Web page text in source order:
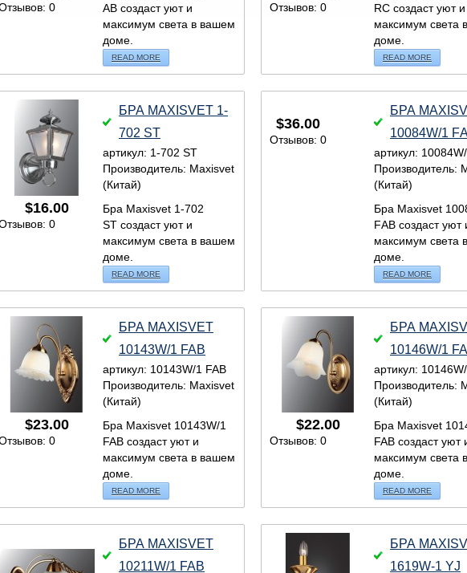
0
AB создаст уют и
максимум света в вашем
доме.
READ MORE
Отзывов: 0
RC создаст уют и
максимум света
доме.
READ MORE
$16.00
0
БРА MAXISVET 1-
702 ST
артикул: 1-702 ST
Производитель: Maxisvet
(Китай)
Бра Maxisvet 1-702
ST создаст уют и
максимум света в вашем
доме.
READ MORE
$36.00
Отзывов: 0
БРА
10084W/1
артикул:
Производитель:
(Китай)
Бра Maxisvet
FАВ создаст уют
максимум света
доме.
READ MORE
$23.00
0
БРА MAXISVET
10143W/1 FAB
артикул: 10143W/1 FAB
Производитель: Maxisvet
(Китай)
Бра Maxisvet 10143W/1
FAB создаст уют и
максимум света в вашем
доме.
READ MORE
$22.00
Отзывов: 0
БРА
10146W/1
артикул:
Производитель:
(Китай)
Бра Maxisvet
FAB создаст уют
максимум света
доме.
READ MORE
БРА MAXISVET
10211W/1 FAB
БРА
1619W-1 YJ